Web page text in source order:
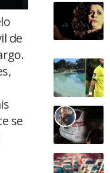
de
se